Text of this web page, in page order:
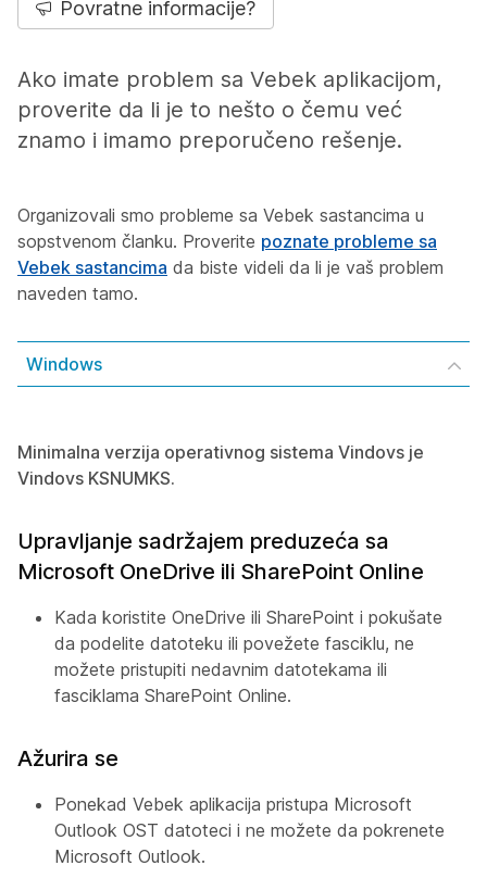
Povratne informacije?
Ako imate problem sa Vebek aplikacijom,
proverite da li je to nešto o čemu već
znamo i imamo preporučeno rešenje.
Organizovali smo probleme sa Vebek sastancima u
sopstvenom članku. Proverite poznate probleme sa
Vebek sastancima da biste videli da li je vaš problem
naveden tamo.
Windows
Minimalna verzija operativnog sistema Vindovs je
Vindovs KSNUMKS.
Upravljanje sadržajem preduzeća sa
Microsoft OneDrive ili SharePoint Online
Kada koristite OneDrive ili SharePoint i pokušate
da podelite datoteku ili povežete fasciklu, ne
možete pristupiti nedavnim datotekama ili
fasciklama SharePoint Online.
Ažurira se
Ponekad Vebek aplikacija pristupa Microsoft
Outlook OST datoteci i ne možete da pokrenete
Microsoft Outlook.